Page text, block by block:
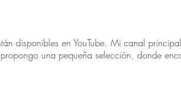
disponibles en YouTube. Mi canal
una pequeña selección, donde